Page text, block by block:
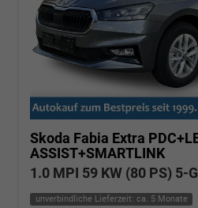
Skoda Fabia Extra
ASSIST+SMARTLINK
1.0 MPI 59 KW (80 PS) 5-
unverbindliche Lieferzeit: ca. 5 Monate